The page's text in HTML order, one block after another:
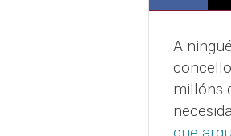
A
millóns
que